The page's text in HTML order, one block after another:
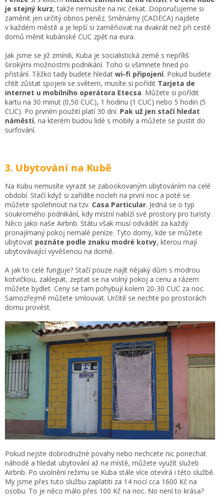
je stejný kurz, takže nemusíte na nic čekat. Doporučujeme si
zaměnit jen určitý obnos peněz. Směnárny (CADECA) najdete
v každém městě a je lepší si zaměňovat na dvakrát než při cestě
domů měnit kubánské CUC zpět na eura.
Jak jsme se již zmínili, Kuba je socialistická země s nepříliš
širokými možnostmi podnikání. Toho si všimnete hned po
přistání. Těžko tady budete hledat wi-fi připojení. Pokud budete
chtít zůstat spojeni se světem, musíte si pořídit Tarjeta de
internet u mobilního operátora Etecsa. Můžete si pořídit
kartu na 30 minut (0,50 CUC), 1 hodinu (1 CUC) nebo 5 hodin (5
CUC). Po prvním použití platí 30 dní. Pak už jen stačí hledat
náměstí, na kterém budou lidé s mobily a můžete se pustit do
surfování.
3. Ubytování na Kubě
Na Kubu nemusíte vyrazit se zabookovaným ubytováním na celé
období. Stačí když si zařídíte nocleh na první noc a poté se
můžete spolehnout na tzv. Casa Particular. Jedná se o typ
soukromého podnikání, kdy místní nabízí své prostory pro turisty.
Něco jako naše Airbnb. Státu však musí odvádět za každý
pronajímaný pokoj nemalé peníze. Tyto domy, kde se můžete
ubytovat poznáte podle znaku modré kotvy, kterou mají
ubytovávající vyvěšenou na domě.
A jak to celé funguje? Stačí pouze najít nějaký dům s modrou
kotvičkou, zaklepat, zeptat se na volný pokoj a cenu a rázem
můžete bydlet. Ceny se tam pohybují kolem 20-30 CUC za noc.
Samozřejmě můžete smlouvat. Určitě se nechte po prostorách
domu provést.
Pokud nejste dobrodružné povahy nebo nechcete nic ponechat
náhodě a hledat ubytování až na místě, můžete využít služeb
Airbnb. Po uvolnění režimu se Kuba stále více otevírá i této službě.
My jsme přes tuto službu zaplatiti za 14 nocí cca 1600 Kč na
osobu. To je něco málo přes 100 Kč na noc. No není to krása?